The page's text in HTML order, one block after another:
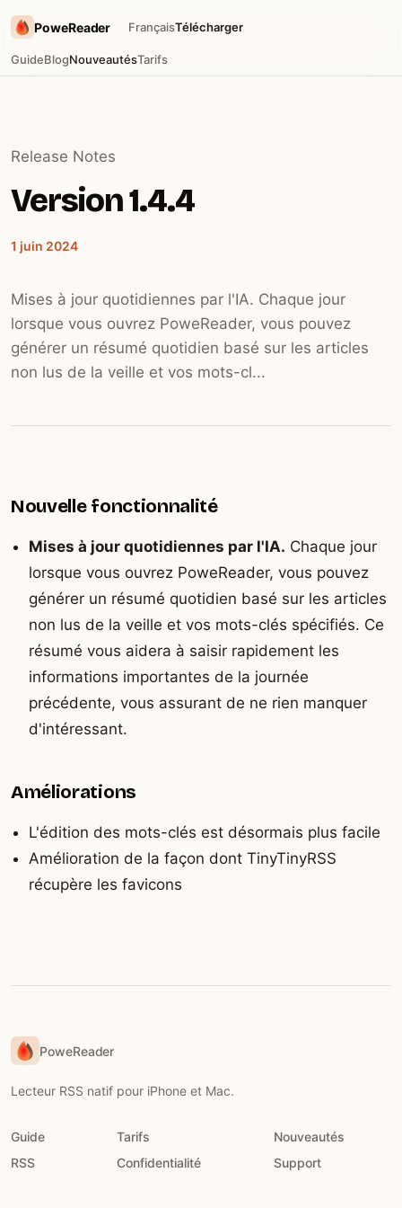
PoweReader
GuideBlogNouveautésTarifs
FrançaisTélécharger
Release Notes
Version 1.4.4
1 juin 2024
Mises à jour quotidiennes par l'IA. Chaque jour
lorsque vous ouvrez PoweReader, vous pouvez
générer un résumé quotidien basé sur les articles
non lus de la veille et vos mots-cl...
Nouvelle fonctionnalité
Mises à jour quotidiennes par l'IA. Chaque jour
lorsque vous ouvrez PoweReader, vous pouvez
générer un résumé quotidien basé sur les articles
non lus de la veille et vos mots-clés spécifiés. Ce
résumé vous aidera à saisir rapidement les
informations importantes de la journée
précédente, vous assurant de ne rien manquer
d'intéressant.
Améliorations
L'édition des mots-clés est désormais plus facile
Amélioration de la façon dont TinyTinyRSS
récupère les favicons
PoweReader
Lecteur RSS natif pour iPhone et Mac.
Guide Tarifs
Nouveautés
RSS
Confidentialité Support